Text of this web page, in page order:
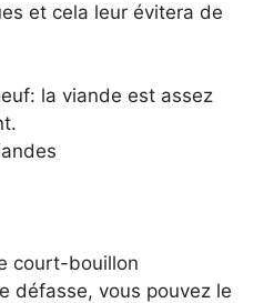
et cela leur évitera de
la viande est assez
court-bouillon
défasse, vous pouvez le